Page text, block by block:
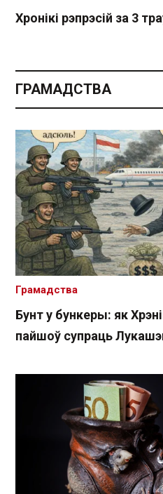
Хронікі рэпрэсій за 3
ГРАМАДСТВА
Бунт у бункеры: як
пайшоў супраць
Грамадства